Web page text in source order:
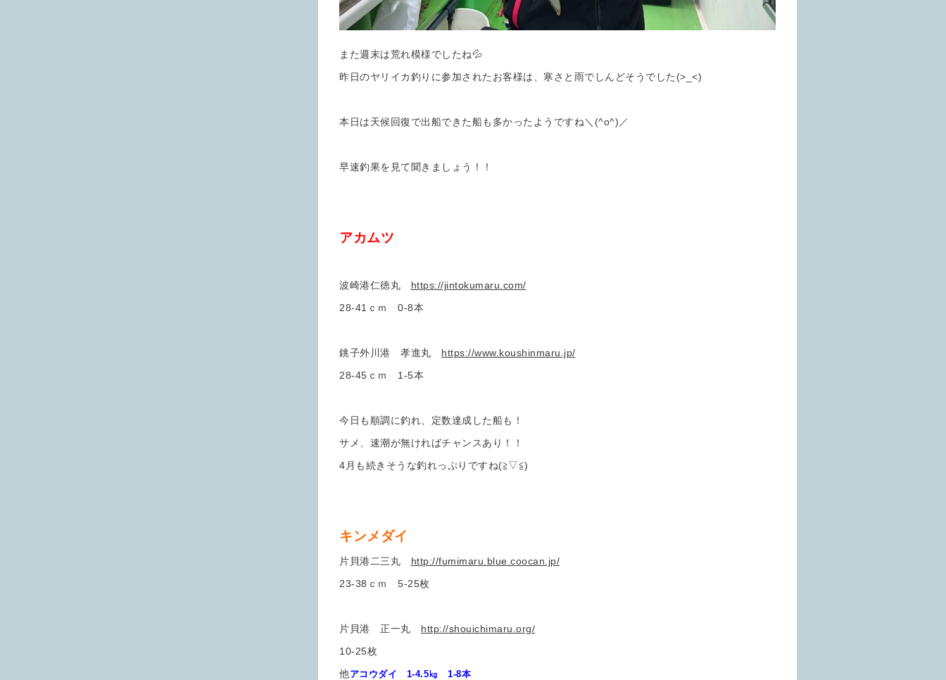
また週末は荒れ模様でしたね💦
昨日のヤリイカ釣りに参加されたお客様は、寒さと雨でしんどそうでした(>_<)
本日は天候回復で出船できた船も多かったようですね＼(^o^)／
早速釣果を見て聞きましょう！！
アカムツ
波崎港仁徳丸 https://jintokumaru.com/
28-41ｃｍ 0-8本
銚子外川港 孝進丸 https://www.koushinmaru.jp/
28-45ｃｍ 1-5本
今日も順調に釣れ、定数達成した船も！
サメ、速潮が無ければチャンスあり！！
4月も続きそうな釣れっぷりですね(≧▽≦)
キンメダイ
片貝港二三丸 http://fumimaru.blue.coocan.jp/
23-38ｃｍ 5-25枚
片貝港 正一丸 http://shouichimaru.org/
10-25枚
他アコウダイ 1-4.5㎏ 1-8本